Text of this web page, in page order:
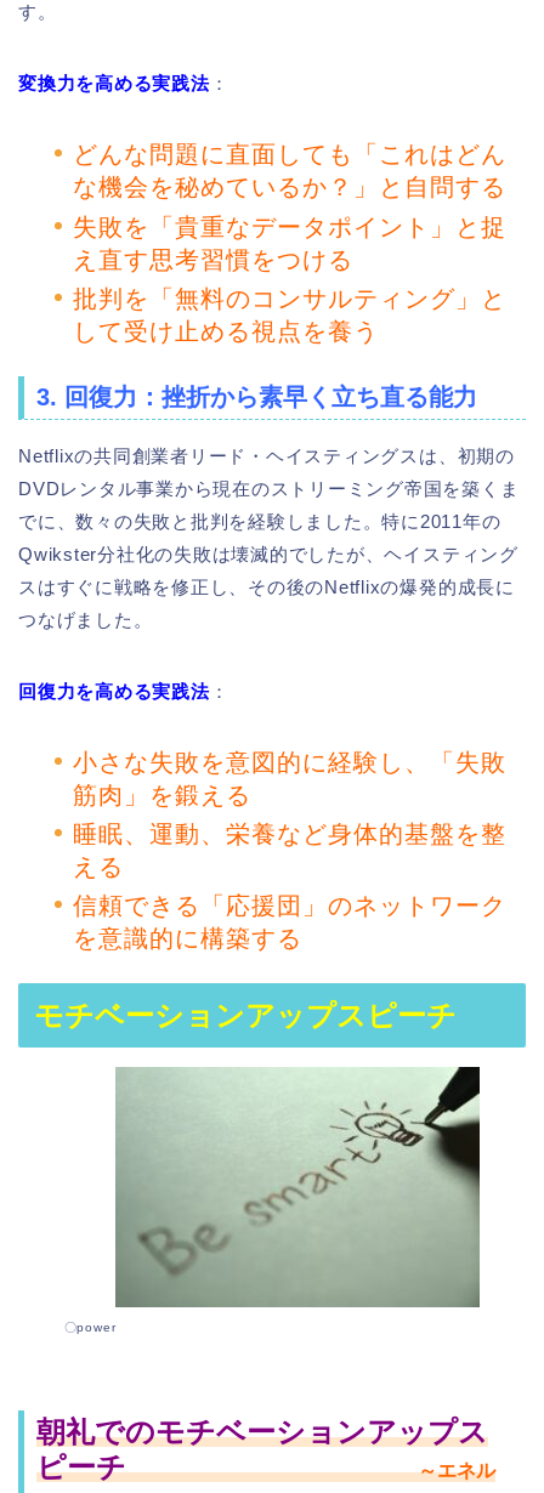
す。
変換力を高める実践法：
どんな問題に直面しても「これはどん
な機会を秘めているか？」と自問する
失敗を「貴重なデータポイント」と捉
え直す思考習慣をつける
批判を「無料のコンサルティング」と
して受け止める視点を養う
3. 回復力：挫折から素早く立ち直る能力
Netflixの共同創業者リード・ヘイスティングスは、初期の
DVDレンタル事業から現在のストリーミング帝国を築くま
でに、数々の失敗と批判を経験しました。特に2011年の
Qwikster分社化の失敗は壊滅的でしたが、ヘイスティング
スはすぐに戦略を修正し、その後のNetflixの爆発的成長に
つなげました。
回復力を高める実践法：
小さな失敗を意図的に経験し、「失敗
筋肉」を鍛える
睡眠、運動、栄養など身体的基盤を整
える
信頼できる「応援団」のネットワーク
を意識的に構築する
モチベーションアップスピーチ
〇power
朝礼でのモチベーションアップス
ピーチ
～エネル